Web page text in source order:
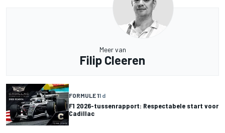
Meer van
Filip Cleeren
FORMULE 11 d
F1 2026-tussenrapport: Respectabele start voor
Cadillac